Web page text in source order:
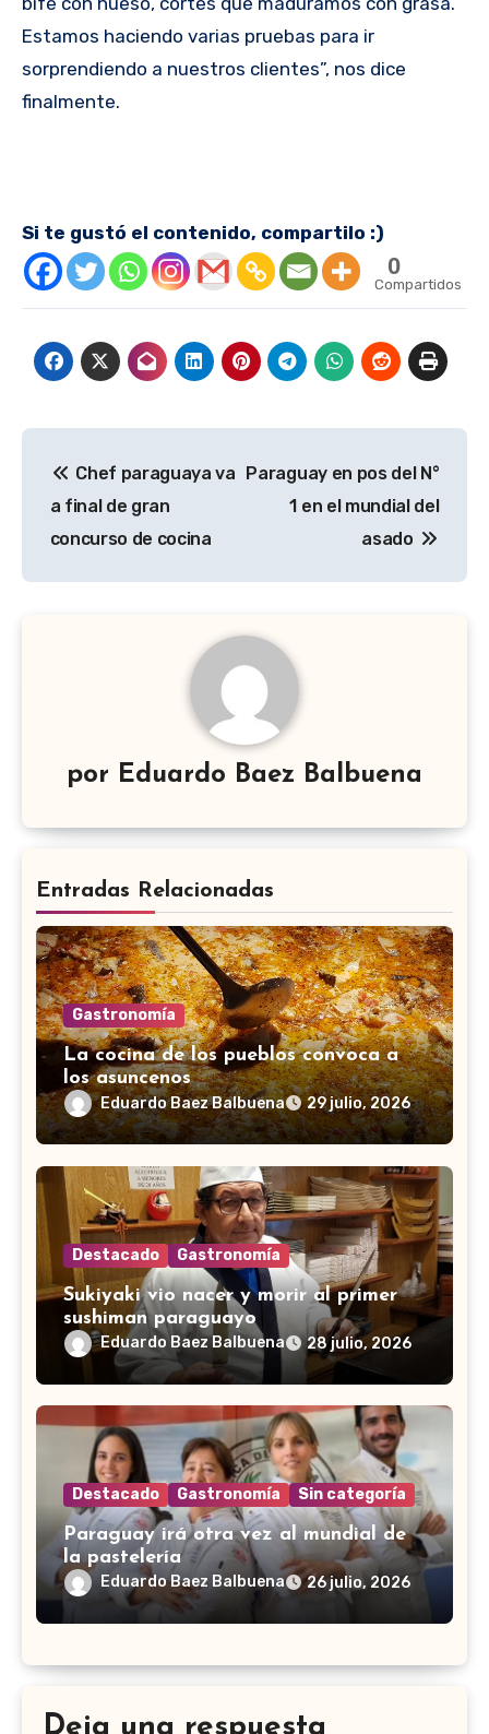
Estamos haciendo varias pruebas para ir
sorprendiendo a nuestros clientes”, nos dice
finalmente.
Si te gustó el contenido, compartilo :)
0
Compartidos
de
entradas
Chef paraguaya va
a final de gran
concurso de cocina
Paraguay en pos del N°
1 en el mundial del
asado
por Eduardo Baez Balbuena
Entradas Relacionadas
Gastronomía
La cocina de los pueblos convoca a
los asuncenos
Eduardo Baez Balbuena 29 julio, 2026
Destacado Gastronomía
Sukiyaki vio nacer y morir al primer
sushiman paraguayo
Eduardo Baez Balbuena 28 julio, 2026
Destacado Gastronomía Sin categoría
Paraguay irá otra vez al mundial de
la pastelería
Eduardo Baez Balbuena 26 julio, 2026
Deja una respuesta